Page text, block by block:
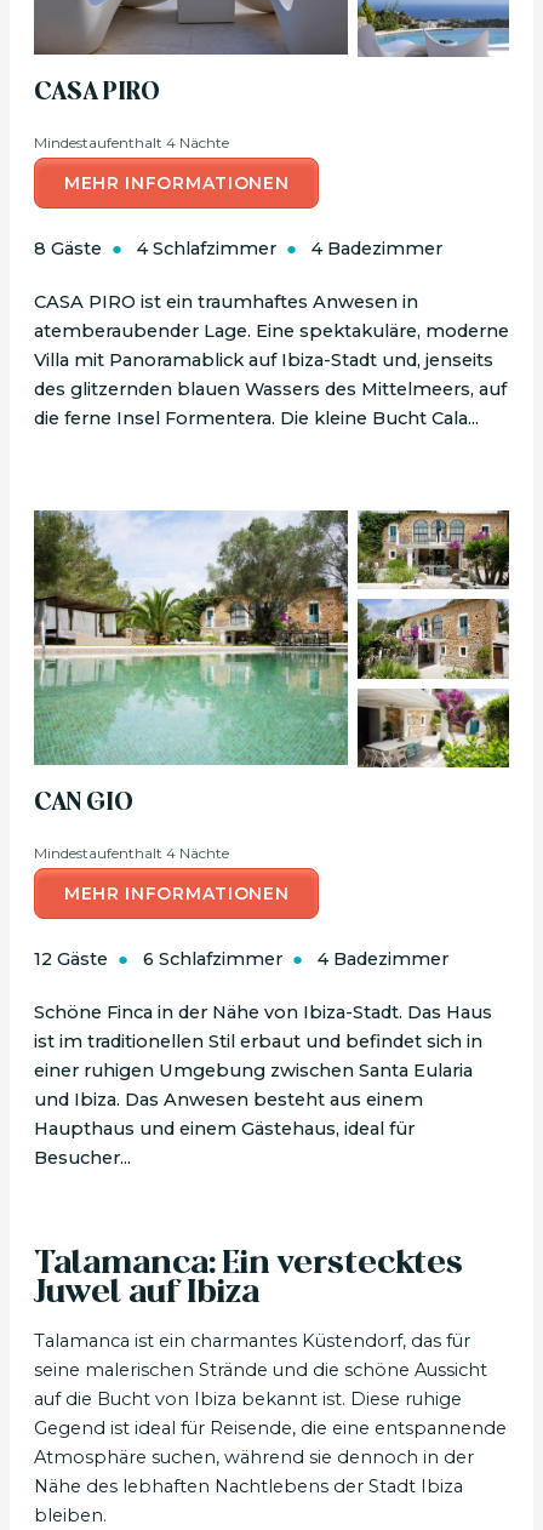
CASA PIRO
Mindestaufenthalt 4 Nächte
MEHR INFORMATIONEN
8 Gäste 4 Schlafzimmer 4 Badezimmer
CASA PIRO ist ein traumhaftes Anwesen in
atemberaubender Lage. Eine spektakuläre, moderne
Villa mit Panoramablick auf Ibiza-Stadt und, jenseits
des glitzernden blauen Wassers des Mittelmeers, auf
die ferne Insel Formentera. Die kleine Bucht Cala...
CAN GIO
Mindestaufenthalt 4 Nächte
MEHR INFORMATIONEN
12 Gäste 6 Schlafzimmer 4 Badezimmer
Schöne Finca in der Nähe von Ibiza-Stadt. Das Haus
ist im traditionellen Stil erbaut und befindet sich in
einer ruhigen Umgebung zwischen Santa Eularia
und Ibiza. Das Anwesen besteht aus einem
Haupthaus und einem Gästehaus, ideal für
Besucher...
Talamanca: Ein verstecktes
Juwel auf Ibiza
Talamanca ist ein charmantes Küstendorf, das für
seine malerischen Strände und die schöne Aussicht
auf die Bucht von Ibiza bekannt ist. Diese ruhige
Gegend ist ideal für Reisende, die eine entspannende
Atmosphäre suchen, während sie dennoch in der
Nähe des lebhaften Nachtlebens der Stadt Ibiza
bleiben.